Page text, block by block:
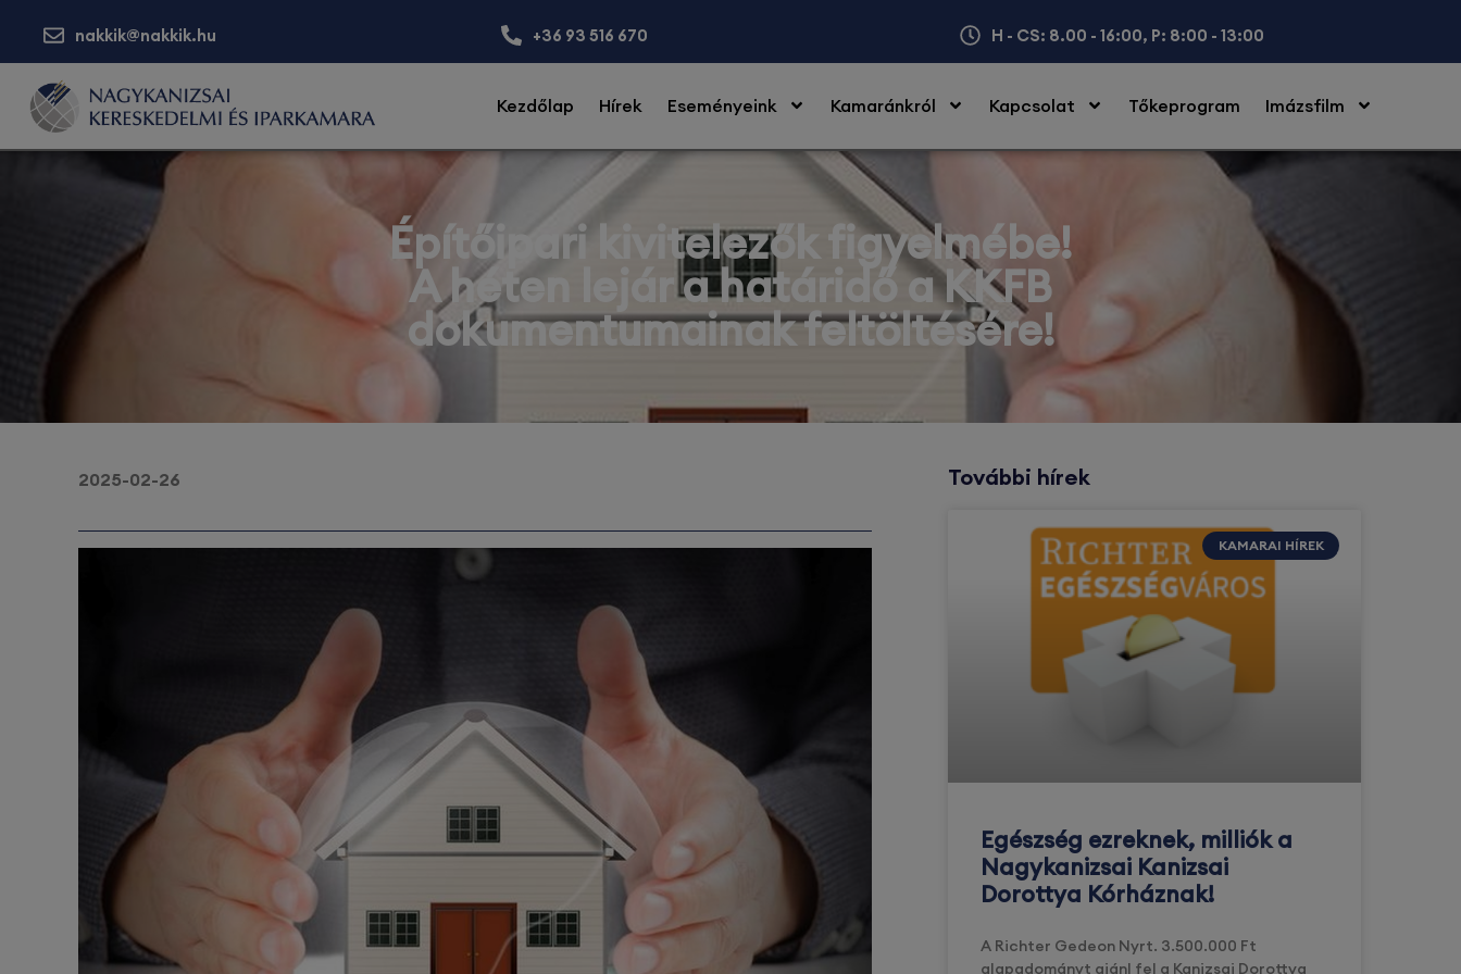
nakkik@nakkik.hu +36 93 516 670 H - CS: 8.00 - 16:00, P: 8:00 - 13:00
Kezdőlap Hírek Eseményeink Kamaránkról Kapcsolat Tőkeprogram Imázsfilm
Építőipari kivitelezők figyelmébe!
A héten lejár a határidő a KKFB
dokumentumainak feltöltésére!
2025-02-26 További hírek
KAMARAI HÍREK
Egészség ezreknek, milliók a
Nagykanizsai Kanizsai
Dorottya Kórháznak!
A Richter Gedeon Nyrt. 3.500.000 Ft
alapadományt ajánl fel a Kanizsai Dorottya